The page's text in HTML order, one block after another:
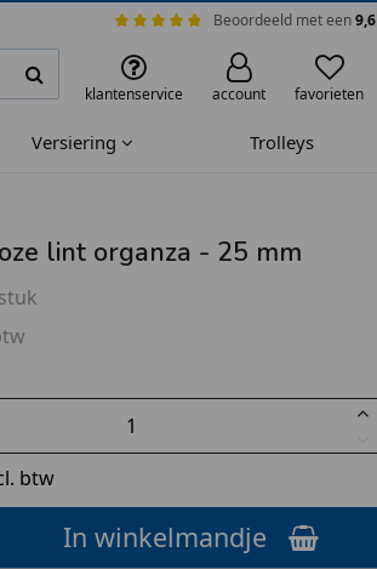
Beoordeeld met een9,6
klantenservice account favorieten
Versiering Trolleys
lint organza - 25 mm
btw
In winkelmandje